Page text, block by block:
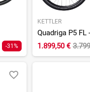
-31%
KETTLER
Quadriga P5 FL
1.899,50 €